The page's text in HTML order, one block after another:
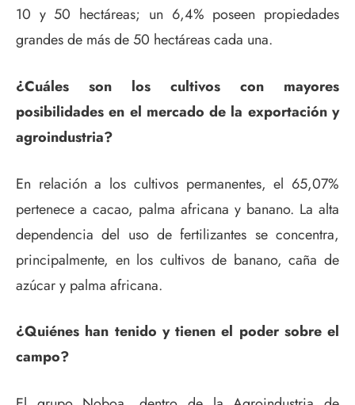
10 y 50 hectáreas; un 6,4% poseen propiedades
grandes de más de 50 hectáreas cada una.
¿Cuáles son los cultivos con mayores
posibilidades en el mercado de la exportación y
agroindustria?
En relación a los cultivos permanentes, el 65,07%
pertenece a cacao, palma africana y banano. La alta
dependencia del uso de fertilizantes se concentra,
principalmente, en los cultivos de banano, caña de
azúcar y palma africana.
¿Quiénes han tenido y tienen el poder sobre el
campo?